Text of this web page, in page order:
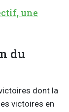
une
du
dont la
victoires en